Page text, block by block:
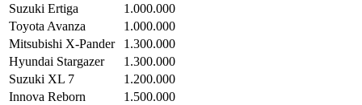
Suzuki Ertiga
1.000.000
Toyota Avanza
1.000.000
Mitsubishi X-Pander
1.300.000
Hyundai Stargazer
1.300.000
Suzuki XL 7
1.200.000
Innova Reborn
1.500.000